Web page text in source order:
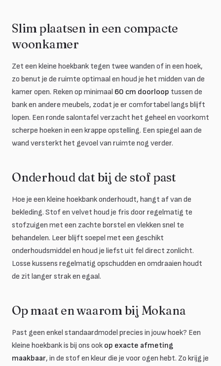
Slim plaatsen in een compacte
woonkamer
Zet een kleine hoekbank tegen twee wanden of in een hoek,
zo benut je de ruimte optimaal en houd je het midden van de
kamer open. Reken op minimaal 60 cm doorloop tussen de
bank en andere meubels, zodat je er comfortabel langs blijft
lopen. Een ronde salontafel verzacht het geheel en voorkomt
scherpe hoeken in een krappe opstelling. Een spiegel aan de
wand versterkt het gevoel van ruimte nog verder.
Onderhoud dat bij de stof past
Hoe je een kleine hoekbank onderhoudt, hangt af van de
bekleding. Stof en velvet houd je fris door regelmatig te
stofzuigen met een zachte borstel en vlekken snel te
behandelen. Leer blijft soepel met een geschikt
onderhoudsmiddel en houd je liefst uit fel direct zonlicht.
Losse kussens regelmatig opschudden en omdraaien houdt
de zit langer strak en egaal.
Op maat en waarom bij Mokana
Past geen enkel standaardmodel precies in jouw hoek? Een
kleine hoekbank is bij ons ook op exacte afmeting
maakbaar, in de stof en kleur die je voor ogen hebt. Zo krijg je